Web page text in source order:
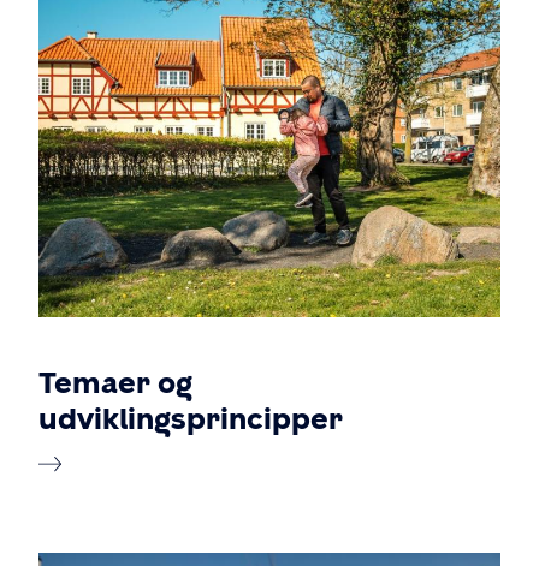
Temaer og
udviklingsprincipper